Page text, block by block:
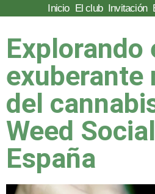
al
contenido
Inicio El club Invitación
Explorando
exuberante
del
Weed
España